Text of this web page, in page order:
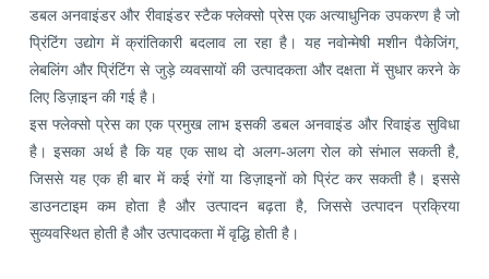
डबल अनवाइंडर और रीवाइंडर स्टैक फ्लेक्सो प्रेस एक अत्याधुनिक उपकरण है जो
प्रिंटिंग उद्योग में क्रांतिकारी बदलाव ला रहा है। यह नवोन्मेषी मशीन पैकेजिंग,
लेबलिंग और प्रिंटिंग से जुड़े व्यवसायों की उत्पादकता और दक्षता में सुधार करने के
लिए डिज़ाइन की गई है।
इस फ्लेक्सो प्रेस का एक प्रमुख लाभ इसकी डबल अनवाइंड और रिवाइंड सुविधा
है। इसका अर्थ है कि यह एक साथ दो अलग-अलग रोल को संभाल सकती है,
जिससे यह एक ही बार में कई रंगों या डिज़ाइनों को प्रिंट कर सकती है। इससे
डाउनटाइम कम होता है और उत्पादन बढ़ता है, जिससे उत्पादन प्रक्रिया
सुव्यवस्थित होती है और उत्पादकता में वृद्धि होती है।